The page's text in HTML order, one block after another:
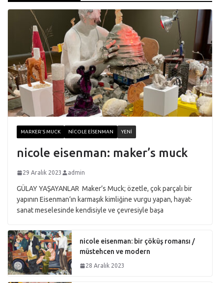
MARKER'S MUCK NICOLE EISENMAN YENI
nicole eisenman: maker’s muck
29 Aralık 2023 admin
GÜLAY YAŞAYANLAR Maker’s Muck; özetle, çok parçalı bir
yapının Eisenman’ın karmaşık kimliğine vurgu yapan, hayat-
sanat meselesinde kendisiyle ve çevresiyle başa
nicole eisenman: bir çöküş romansı /
müstehcen ve modern
28 Aralık 2023